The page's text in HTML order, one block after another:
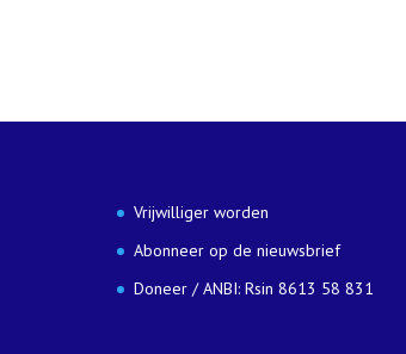
Vrijwilliger worden
Abonneer op de nieuwsbrief
Doneer / ANBI: Rsin 8613 58 831